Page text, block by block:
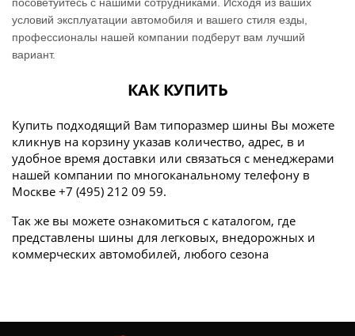
посоветуйтесь с нашими сотрудниками. Исходя из ваших
условий эксплуатации автомобиля и вашего стиля езды,
профессионалы нашей компании подберут вам лучший
вариант.
КАК КУПИТЬ
Купить подходящий Вам типоразмер шины Вы можете
кликнув на корзину указав количество, адрес, в и
удобное время доставки или связаться с менеджерами
нашей компании по многоканальному телефону в
Москве +7 (495) 212 09 59.
Так же вы можете ознакомиться с каталогом, где
представлены шины для легковых, внедорожных и
коммерческих автомобилей, любого сезона